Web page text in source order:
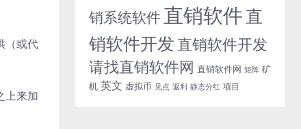
（或代
上来加
销系统软件直销软件直
销软件开发 直销软件开发
请找直销软件网 直销软件网 矩阵 矿
机 英文 虚拟币 见点 返利 静态分红 项目